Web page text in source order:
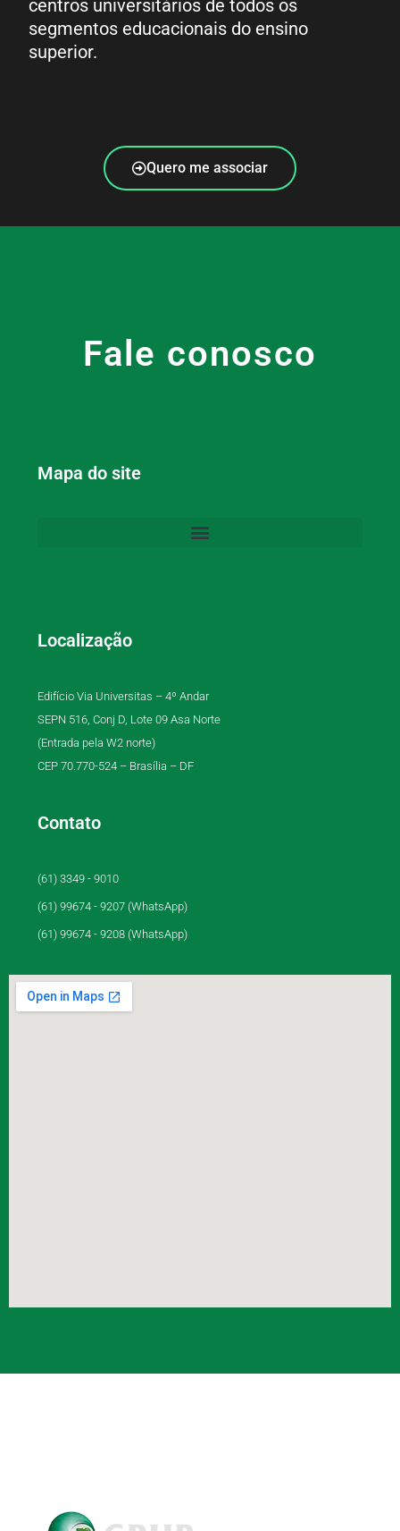
centros universitários de todos os
segmentos educacionais do ensino
superior.
Quero me associar
Fale conosco
Mapa do site
Localização
Edifício Via Universitas – 4º Andar
SEPN 516, Conj D, Lote 09 Asa Norte
(Entrada pela W2 norte)
CEP 70.770-524 – Brasília – DF
Contato
(61) 3349 - 9010
(61) 99674 - 9207 (WhatsApp)
(61) 99674 - 9208 (WhatsApp)